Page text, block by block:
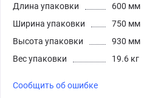
Длина упаковки
600 мм
Ширина упаковки
750 мм
Высота упаковки
930 мм
Вес упаковки
19.6 кг
Сообщить об ошибке